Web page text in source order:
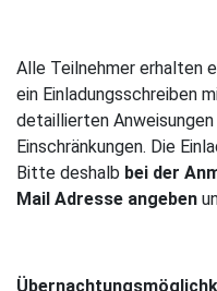
Alle Teilnehmer erhalten
ein Einladungsschreiben
detaillierten
Einschränkungen. Die
Bitte deshalb bei der
Mail Adresse angeben